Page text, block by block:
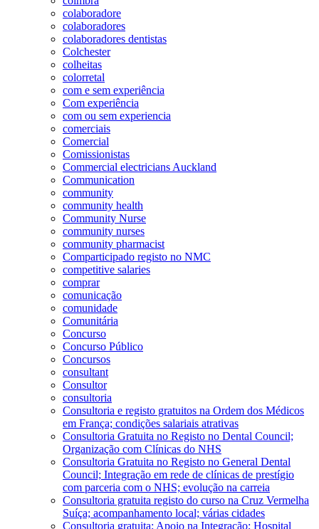
colaboradore
colaboradores
colaboradores dentistas
Colchester
colheitas
colorretal
com e sem experiência
Com experiência
com ou sem experiencia
comerciais
Comercial
Comissionistas
Commercial electricians Auckland
Communication
community
community health
Community Nurse
community nurses
community pharmacist
Comparticipado registo no NMC
competitive salaries
comprar
comunicação
comunidade
Comunitária
Concurso
Concurso Público
Concursos
consultant
Consultor
consultoria
Consultoria e registo gratuitos na Ordem dos Médicos
em França; condições salariais atrativas
Consultoria Gratuita no Registo no Dental Council;
Organização com Clínicas do NHS
Consultoria Gratuita no Registo no General Dental
Council; Integração em rede de clínicas de prestígio
com parceria com o NHS; evolução na carreia
Consultoria gratuita registo do curso na Cruz Vermelha
Suíça; acompanhamento local; várias cidades
Consultoria gratuita; Apoio na Integração; Hospital